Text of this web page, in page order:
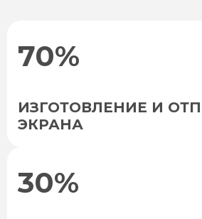
70%
ИЗГОТОВЛЕНИЕ И
ЭКРАНА
30%